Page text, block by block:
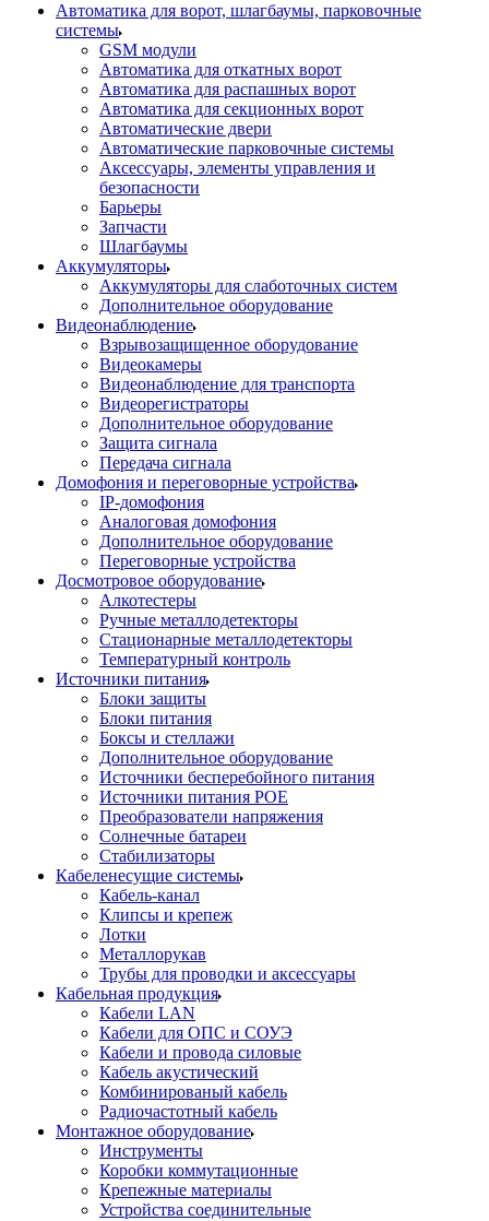
Автоматика для ворот, шлагбаумы, парковочные
системы
GSM модули
Автоматика для откатных ворот
Автоматика для распашных ворот
Автоматика для секционных ворот
Автоматические двери
Автоматические парковочные системы
Аксессуары, элементы управления и
безопасности
Барьеры
Запчасти
Шлагбаумы
Аккумуляторы
Аккумуляторы для слаботочных систем
Дополнительное оборудование
Видеонаблюдение
Взрывозащищенное оборудование
Видеокамеры
Видеонаблюдение для транспорта
Видеорегистраторы
Дополнительное оборудование
Защита сигнала
Передача сигнала
Домофония и переговорные устройства
IP-домофония
Аналоговая домофония
Дополнительное оборудование
Переговорные устройства
Досмотровое оборудование
Алкотестеры
Ручные металлодетекторы
Стационарные металлодетекторы
Температурный контроль
Источники питания
Блоки защиты
Блоки питания
Боксы и стеллажи
Дополнительное оборудование
Источники бесперебойного питания
Источники питания POE
Преобразователи напряжения
Солнечные батареи
Стабилизаторы
Кабеленесущие системы
Кабель-канал
Клипсы и крепеж
Лотки
Металлорукав
Трубы для проводки и аксессуары
Кабельная продукция
Кабели LAN
Кабели для ОПС и СОУЭ
Кабели и провода силовые
Кабель акустический
Комбинированый кабель
Радиочастотный кабель
Монтажное оборудование
Инструменты
Коробки коммутационные
Крепежные материалы
Устройства соединительные